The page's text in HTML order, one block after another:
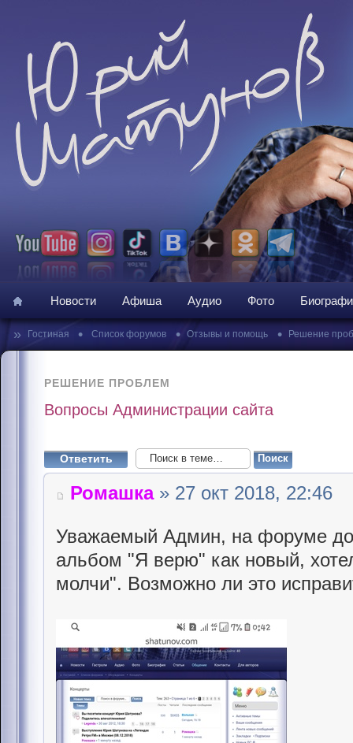
Новости Афиша Аудио Фото
» Гостиная • Список форумов • Отзывы и помощь • Решение
РЕШЕНИЕ ПРОБЛЕМ
Вопросы Администрации сайта
Ответить
Ромашка» 27 окт 2018, 22:46
Уважаемый Админ, на форуме до
альбом "Я верю" как новый,
молчи". Возможно ли это